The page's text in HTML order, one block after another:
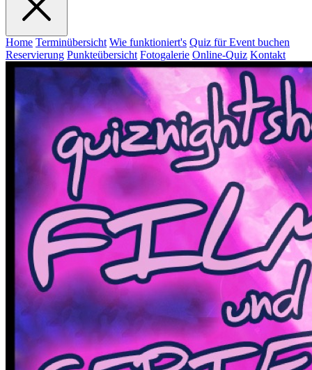
Home Terminübersicht Wie funktioniert's Quiz für Event buchen
Reservierung Punkteübersicht Fotogalerie Online-Quiz Kontakt